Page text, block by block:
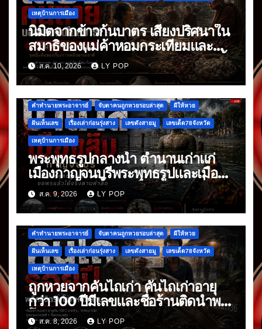
เหตุบ้านการเมือง
นิมิตจากข้าวก้นบาตร เสียงปริศนาใน
สมาธิของแม่ค้าหอมกระเทียมและ
พริกแห้ง ที่มาหลังจากข้าวก้นบาตรมื้อ
แรก
ส.ค. 10, 2026 LY POP
คำทำนายพระอาจารย์ จับตาคนถูกหวยรอบล่าสุด ผีให้หวย
ฝันเห็นเลข เรื่องเล่าก่อนรุ่งสาง เลขดังสายมู เลขเด็ด78จังหวัด
เหตุบ้านการเมือง
พระพุทธรูปกลางน้ำ ตำนานเก่าแก่
เมืองกาญจนบุรีพระพุทธรูปและเมืองที่
จมหายกลางน้ำ อันเป็นเรื่องเล่าที่สืบ
ต่อกันมา
ส.ค. 9, 2026 LY POP
คำทำนายพระอาจารย์ จับตาคนถูกหวยรอบล่าสุด ผีให้หวย
ฝันเห็นเลข เรื่องเล่าก่อนรุ่งสาง เลขดังสายมู เลขเด็ด78จังหวัด
เหตุบ้านการเมือง
ถูกหวยจากคันไถเก่า คันไถเก่าอายุ
กว่า 100 ปีมีเลขและชื่อร้านติดนำพา
โชค
ส.ค. 8, 2026 LY POP